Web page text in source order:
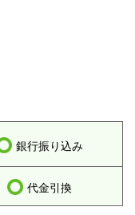
銀行振り込み
代金引換